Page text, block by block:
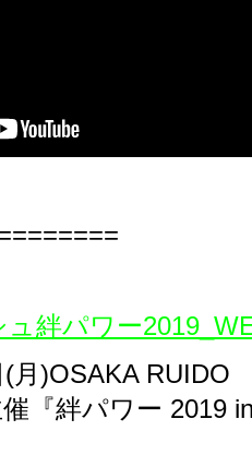
月)OSAKA RUIDO
『絆パワー 2019